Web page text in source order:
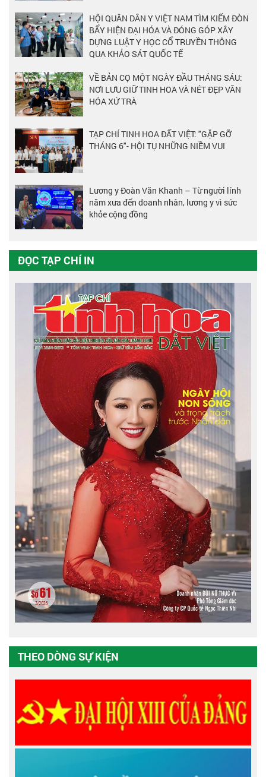
HỘI QUÂN DÂN Y VIỆT NAM TÌM KIẾM ĐÒN
BẨY HIỆN ĐẠI HÓA VÀ ĐÓNG GÓP XÂY
DỰNG LUẬT Y HỌC CỔ TRUYỀN THÔNG
QUA KHẢO SÁT QUỐC TẾ
VỀ BẢN CỌ MỘT NGÀY ĐẦU THÁNG SÁU:
NƠI LƯU GIỮ TINH HOA VÀ NÉT ĐẸP VĂN
HÓA XỨ TRÀ
TẠP CHÍ TINH HOA ĐẤT VIỆT: "GẶP GỠ
THÁNG 6"- HỘI TỤ NHỮNG NIỀM VUI
Lương y Đoàn Văn Khanh – Từ người lính
năm xưa đến doanh nhân, lương y vì sức
khỏe cộng đồng
ĐỌC TẠP CHÍ IN
THEO DÒNG SỰ KIỆN